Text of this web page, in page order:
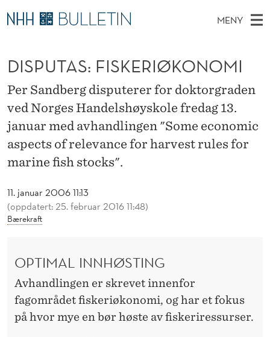
D
S
P
U
T
A
S
F
MENY
V
E
D
M
E
N
K
I
E
T
T
S
T
E
E
Stipendiater og nye forskerprofiler
Disputaser
Ekspertutvalg
Om Bulletin
11. januar 2006 11:13
(oppdatert: 25. februar 2016 11:48)
Bærekraft
DISPUTAS: FISKERIØKONOMI
Per Sandberg disputerer for doktorgraden
ved Norges Handelshøyskole fredag 13.
januar med avhandlingen "Some economic
aspects of relevance for harvest rules for
marine fish stocks".
OPTIMAL INNHØSTING
Avhandlingen er skrevet innenfor
fagområdet fiskeriøkonomi, og har et fokus
på hvor mye en bør høste av fiskeriressurser.